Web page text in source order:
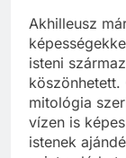
Akhilleusz
isteni
köszönhetett.
mitológia
vízen is
istenek